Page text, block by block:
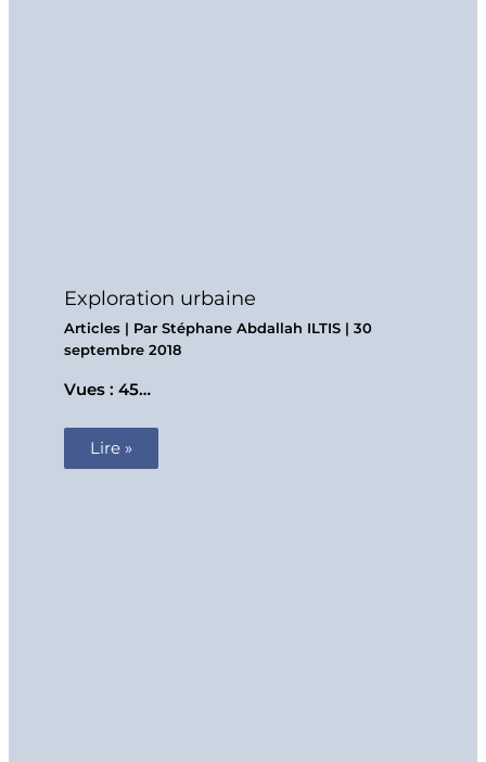
Exploration urbaine
Articles| Par Stéphane Abdallah ILTIS | 30
septembre 2018
Vues : 45…
Lire »